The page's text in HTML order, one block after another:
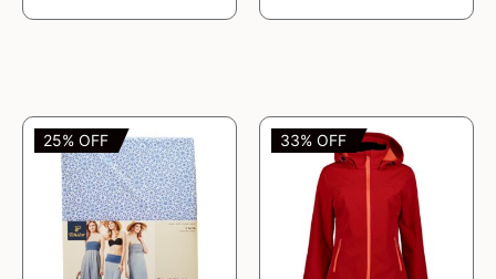
25% OFF 33% OFF